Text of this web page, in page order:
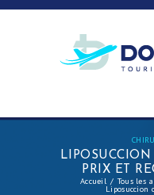
PRIX ET
Accueil Tous les
Liposuccion